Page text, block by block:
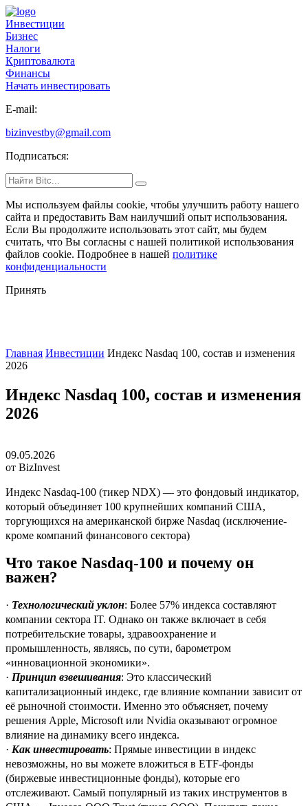
Инвестиции
Бизнес
Налоги
Криптовалюта
Финансы
Начать инвестировать
E-mail:
bizinvestby@gmail.com
Подписаться:
Мы используем файлы cookie, чтобы улучшить работу нашего
сайта и предоставить Вам наилучший опыт использования.
Если Вы продолжите использовать этот сайт, мы будем
считать, что Вы согласны с нашей политикой использования
файлов cookie. Подробнее в нашей политике
конфиденциальности
Принять
Главная Инвестиции Индекс Nasdaq 100, состав и изменения
2026
Индекс Nasdaq 100, состав и изменения
2026
09.05.2026
от BizInvest
Индекс Nasdaq-100 (тикер NDX) — это фондовый индикатор,
который объединяет 100 крупнейших компаний США,
торгующихся на американской бирже Nasdaq (исключение-
кроме компаний финансового сектора)
Что такое Nasdaq-100 и почему он
важен?
· Технологический уклон: Более 57% индекса составляют
компании сектора IT. Однако он также включает в себя
потребительские товары, здравоохранение и
промышленность, являясь, по сути, барометром
«инновационной экономики».
· Принцип взвешивания: Это классический
капитализационный индекс, где влияние компании зависит от
её рыночной стоимости. Именно это объясняет, почему
решения Apple, Microsoft или Nvidia оказывают огромное
влияние на динамику всего индекса.
· Как инвестировать: Прямые инвестиции в индекс
невозможны, но вы можете вложиться в ETF-фонды
(биржевые инвестиционные фонды), которые его
отслеживают. Самый популярный из таких инструментов в